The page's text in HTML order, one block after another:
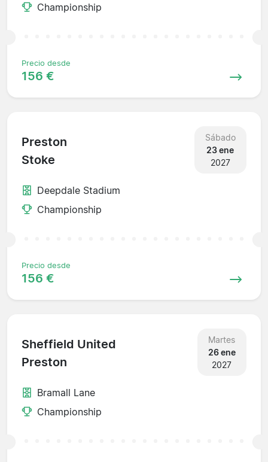
Championship
Precio desde
156 €
Preston
Stoke
Sábado
23 ene
2027
Deepdale Stadium
Championship
Precio desde
156 €
Sheffield United
Preston
Martes
26 ene
2027
Bramall Lane
Championship